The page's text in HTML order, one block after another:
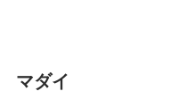
マダイ